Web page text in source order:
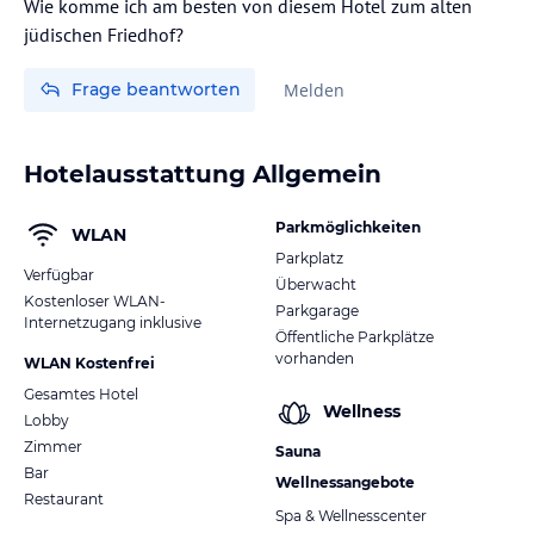
Wie komme ich am besten von diesem Hotel zum alten
jüdischen Friedhof?
Frage beantworten Melden
Hotelausstattung Allgemein
WLAN
Verfügbar
Kostenloser WLAN-
Internetzugang inklusive
WLAN Kostenfrei
Gesamtes Hotel
Lobby
Zimmer
Bar
Restaurant
Parkmöglichkeiten
Parkplatz
Überwacht
Parkgarage
Öffentliche Parkplätze
vorhanden
Wellness
Sauna
Wellnessangebote
Spa & Wellnesscenter